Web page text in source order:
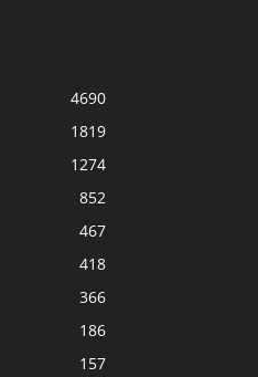
4690
1819
1274
852
467
418
366
186
157